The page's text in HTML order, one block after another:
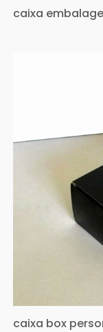
caixa
caixa box